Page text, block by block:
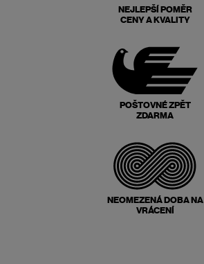
NEJLEPŠÍ POMĚR
CENY A KVALITY
POŠTOVNÉ ZPĚT
ZDARMA
NEOMEZENÁ DOBA NA
VRÁCENÍ